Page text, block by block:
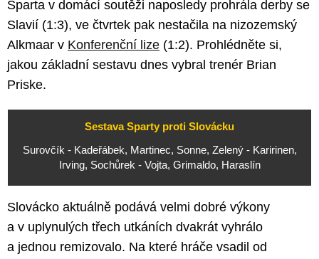
Sparta v domácí soutěži naposledy prohrála derby se
Slavií (1:3), ve čtvrtek pak nestačila na nizozemský
Alkmaar v Konferenční lize (1:2). Prohlédněte si,
jakou základní sestavu dnes vybral trenér Brian
Priske.
Sestava Sparty proti Slovácku
Surovčík - Kadeřábek, Martinec, Sonne, Zelený - Karirinen,
Irving, Sochůrek - Vojta, Grimaldo, Haraslín
Slovácko aktuálně podává velmi dobré výkony
a v uplynulých třech utkáních dvakrát vyhrálo
a jednou remizovalo. Na které hráče vsadil od